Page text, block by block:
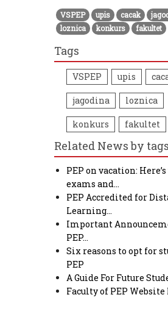
VSPEP upis cacak
loznica
konkurs fakultet
Tags
VSPEP upis
jagodina loznica
konkurs fakultet
Related News by tags
PEP on vacation:
exams and…
PEP Accredited for
Learning…
Important
PEP…
Six reasons to opt for
PEP
A Guide For Future
Faculty of PEP Website